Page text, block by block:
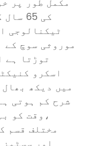
ٹیکنالوجی
توڑتا ہے
اسکرو
شرح کم ہوتی
وقت کو